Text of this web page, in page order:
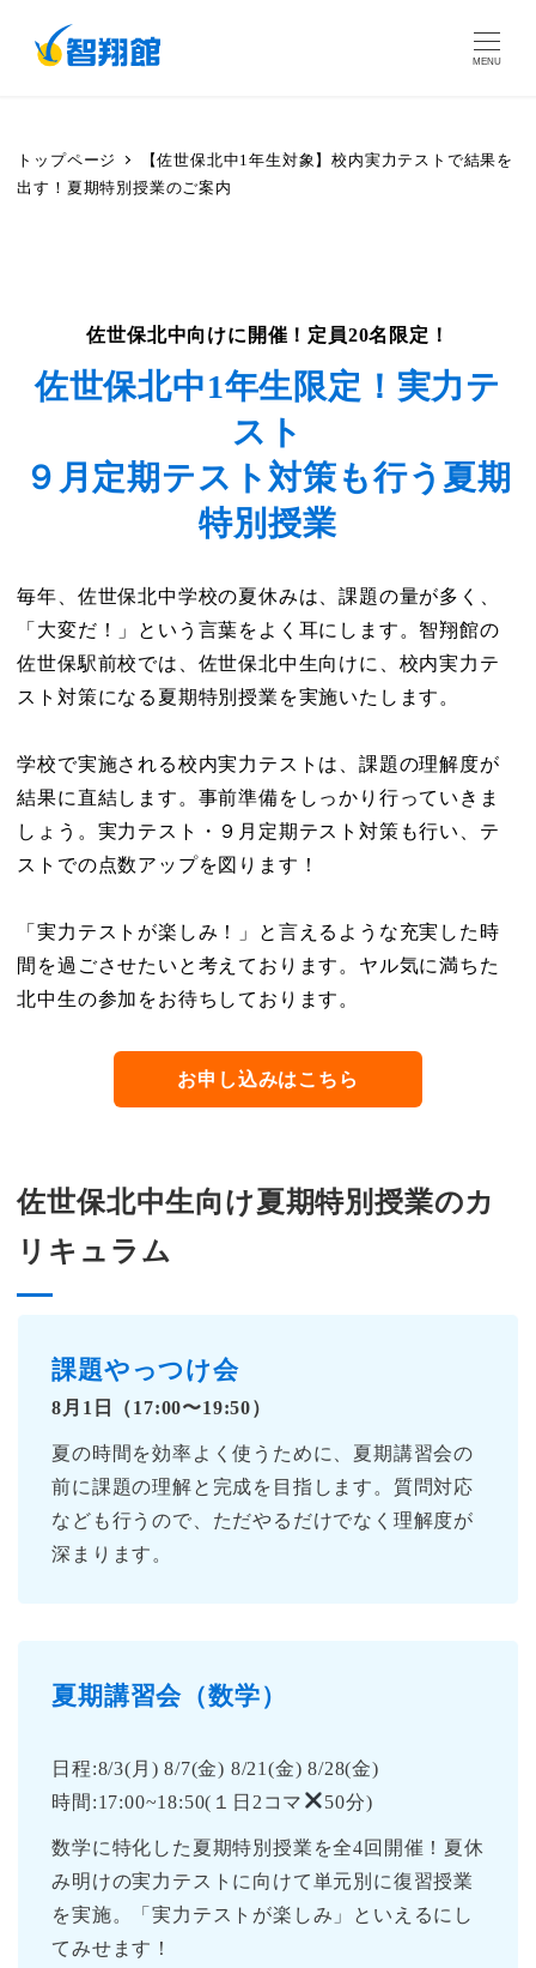
MENU
トップページ
【佐世保北中1年生対象】校内実力テストで結果を
出す！夏期特別授業のご案内
佐世保北中向けに開催！定員20名限定！
佐世保北中1年生限定！実力テ
スト
９月定期テスト対策も行う夏期
特別授業
毎年、佐世保北中学校の夏休みは、課題の量が多く、
「大変だ！」という言葉をよく耳にします。智翔館の
佐世保駅前校では、佐世保北中生向けに、校内実力テ
スト対策になる夏期特別授業を実施いたします。
学校で実施される校内実力テストは、課題の理解度が
結果に直結します。事前準備をしっかり行っていきま
しょう。実力テスト・９月定期テスト対策も行い、テ
ストでの点数アップを図ります！
「実力テストが楽しみ！」と言えるような充実した時
間を過ごさせたいと考えております。ヤル気に満ちた
北中生の参加をお待ちしております。
お申し込みはこちら
佐世保北中生向け夏期特別授業のカ
リキュラム
課題やっつけ会
8月1日（17:00〜19:50）
夏の時間を効率よく使うために、夏期講習会の
前に課題の理解と完成を目指します。質問対応
なども行うので、ただやるだけでなく理解度が
深まります。
夏期講習会（数学）
日程:8/3(月) 8/7(金) 8/21(金) 8/28(金)
時間:17:00~18:50(１日2コマ
50分)
数学に特化した夏期特別授業を全4回開催！夏休
み明けの実力テストに向けて単元別に復習授業
を実施。「実力テストが楽しみ」といえるにし
てみせます！